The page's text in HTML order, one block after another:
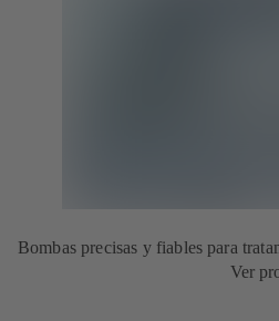
Bombas precisas y fiables para
Ver